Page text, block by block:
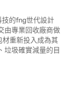
的fng世代設計
由專業回收廠商做
重新投入成為其
垃圾確實減量的目